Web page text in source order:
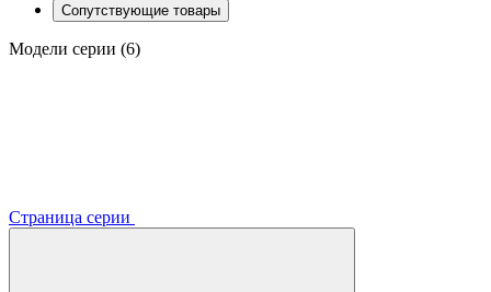
Сопутствующие товары
Модели серии (6)
Страница серии